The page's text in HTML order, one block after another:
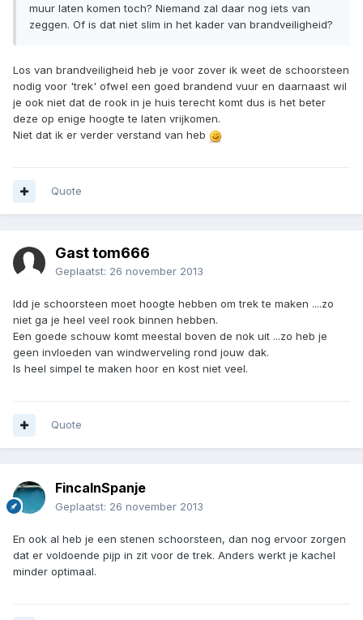
muur laten komen toch? Niemand zal daar nog iets van
zeggen. Of is dat niet slim in het kader van brandveiligheid?
Los van brandveiligheid heb je voor zover ik weet de schoorsteen
nodig voor 'trek' ofwel een goed brandend vuur en daarnaast wil
je ook niet dat de rook in je huis terecht komt dus is het beter
deze op enige hoogte te laten vrijkomen.
Niet dat ik er verder verstand van heb
Quote
Gast tom666
Geplaatst: 26 november 2013
Idd je schoorsteen moet hoogte hebben om trek te maken ....zo
niet ga je heel veel rook binnen hebben.
Een goede schouw komt meestal boven de nok uit ...zo heb je
geen invloeden van windwerveling rond jouw dak.
Is heel simpel te maken hoor en kost niet veel.
Quote
FincaInSpanje
Geplaatst: 26 november 2013
En ook al heb je een stenen schoorsteen, dan nog ervoor zorgen
dat er voldoende pijp in zit voor de trek. Anders werkt je kachel
minder optimaal.